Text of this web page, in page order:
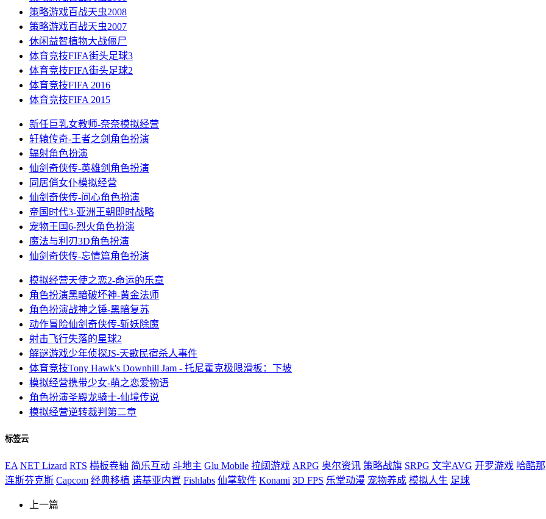
策略游戏百战天虫2008
策略游戏百战天虫2007
休闲益智植物大战僵尸
体育竞技FIFA街头足球3
体育竞技FIFA街头足球2
体育竞技FIFA 2016
体育竞技FIFA 2015
新任巨乳女教师-奈奈模拟经营
轩辕传奇-王者之剑 角色扮演
辐射角色扮演
仙剑奇侠传-英雄剑 角色扮演
同居俏女仆模拟经营
仙剑奇侠传-问心角色扮演
帝国时代3-亚洲王朝即时战略
宠物王国6-烈火角色扮演
魔法与利刃3D角色扮演
仙剑奇侠传-忘情篇角色扮演
模拟经营天使之恋2-命运的乐章
角色扮演黑暗破坏神-黄金法师
角色扮演战神之锤-黑暗复苏
动作冒险仙剑奇侠传-斩妖除魔
射击飞行失落的星球2
解谜游戏少年侦探JS-天歌民宿杀人事件
体育竞技Tony Hawk's Downhill Jam - 托尼霍克极限滑板：下坡
模拟经营携带少女-萌之恋爱物语
角色扮演圣殿龙骑士-仙境传说
模拟经营逆转裁判第二章
标签云
EA NET Lizard RTS 横板卷轴 简乐互动 斗地主 Glu Mobile 拉阔游戏 ARPG 奥尔资讯 策略战旗 SRPG 文字AVG 开罗游戏 哈酷那
连斯芬克斯 Capcom 经典移植 诺基亚内置 Fishlabs 仙掌软件 Konami 3D FPS 乐堂动漫 宠物养成 模拟人生 足球
上一篇